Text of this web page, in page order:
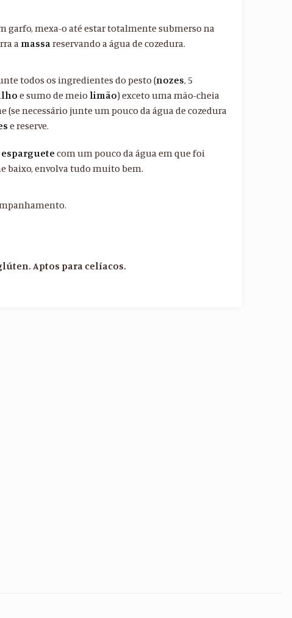
garfo, mexa-o até estar totalmente submerso na
amassa reservando a água de cozedura.
todos os ingredientes do pesto (nozes, 5
e sumo de meiolimão) exceto uma mão-cheia
(se necessário junte um pouco da água de cozedura
e reserve.
esparguete com um pouco da água em que foi
baixo, envolva tudo muito bem.
Aptos para celíacos.